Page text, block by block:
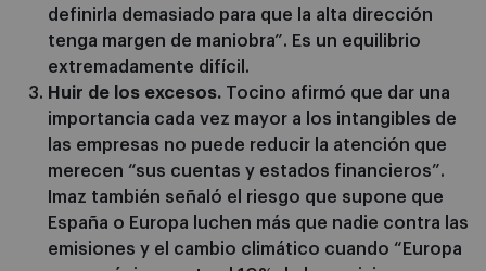
definirla demasiado para que la alta dirección
tenga margen de maniobra”. Es un equilibrio
extremadamente difícil.
Huir de los excesos. Tocino afirmó que dar una
importancia cada vez mayor a los intangibles de
las empresas no puede reducir la atención que
merecen “sus cuentas y estados financieros”.
Imaz también señaló el riesgo que supone que
España o Europa luchen más que nadie contra las
emisiones y el cambio climático cuando “Europa